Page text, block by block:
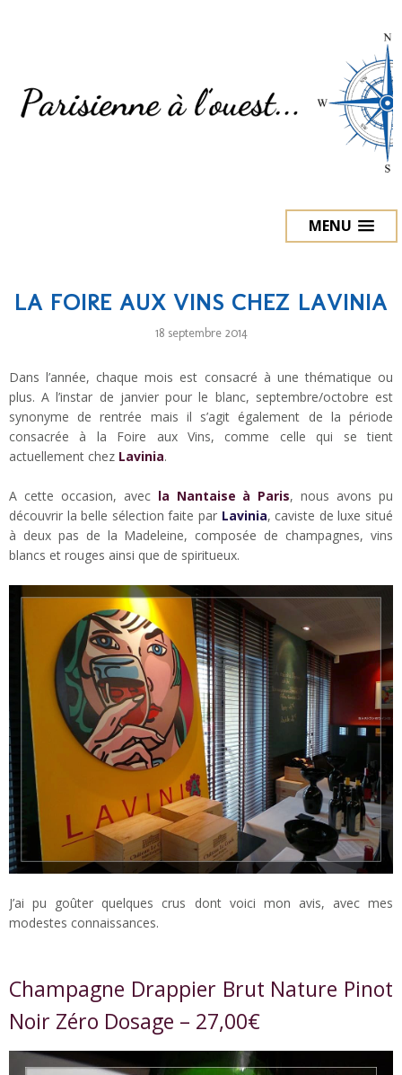
MENU
LA FOIRE AUX VINS CHEZ LAVINIA
18 septembre 2014
Dans l’année, chaque mois est consacré à une thématique ou
plus. A l’instar de janvier pour le blanc, septembre/octobre est
synonyme de rentrée mais il s’agit également de la période
consacrée à la Foire aux Vins, comme celle qui se tient
actuellement chez Lavinia.
A cette occasion, avec la Nantaise à Paris, nous avons pu
découvrir la belle sélection faite par Lavinia, caviste de luxe situé
à deux pas de la Madeleine, composée de champagnes, vins
blancs et rouges ainsi que de spiritueux.
J’ai pu goûter quelques crus dont voici mon avis, avec mes
modestes connaissances.
Champagne Drappier Brut Nature Pinot
Noir Zéro Dosage – 27,00€